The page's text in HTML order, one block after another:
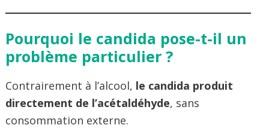
Pourquoi le candida pose-t-il un
problème particulier ?
Contrairement à l’alcool, le candida produit
directement de l’acétaldéhyde, sans
consommation externe.